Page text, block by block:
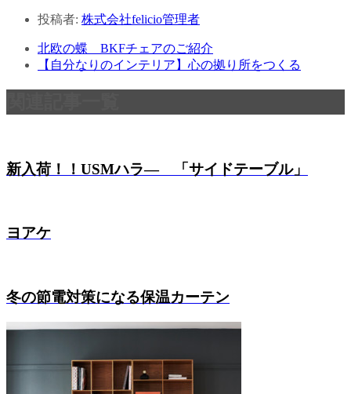
投稿者: 株式会社felicio管理者
北欧の蝶 BKFチェアのご紹介
【自分なりのインテリア】心の拠り所をつくる
新入荷！！USMハラ― 「サイドテーブル」
ヨアケ
冬の節電対策になる保温カーテン